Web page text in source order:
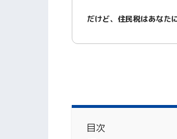
だけど、住民税はあなた
目次